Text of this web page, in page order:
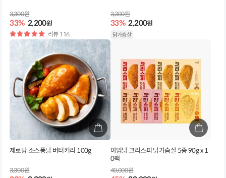
33% 2,200원
3,300원
별
점
리뷰 116
33% 2,200원
3,300원
닭가슴살
제로당 소스퐁닭 버터커리 100g
3,300원
아임닭 크리스피 닭가슴살 5종 90g x 1
0팩
40,000원